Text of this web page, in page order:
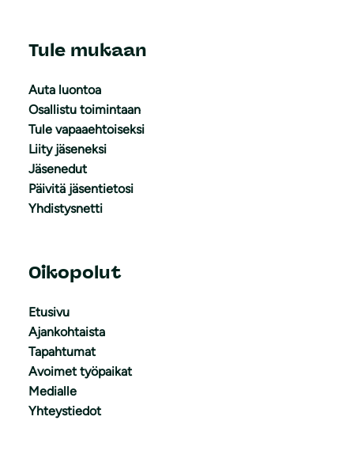
Tule mukaan
Auta luontoa
Osallistu toimintaan
Tule vapaaehtoiseksi
Liity jäseneksi
Jäsenedut
Päivitä jäsentietosi
Yhdistysnetti
Oikopolut
Etusivu
Ajankohtaista
Tapahtumat
Avoimet työpaikat
Medialle
Yhteystiedot